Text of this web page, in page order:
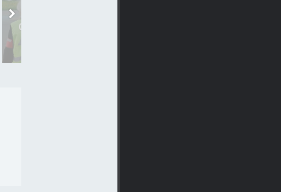
ОБЛАСТИ ПОЙМАЛИ 44